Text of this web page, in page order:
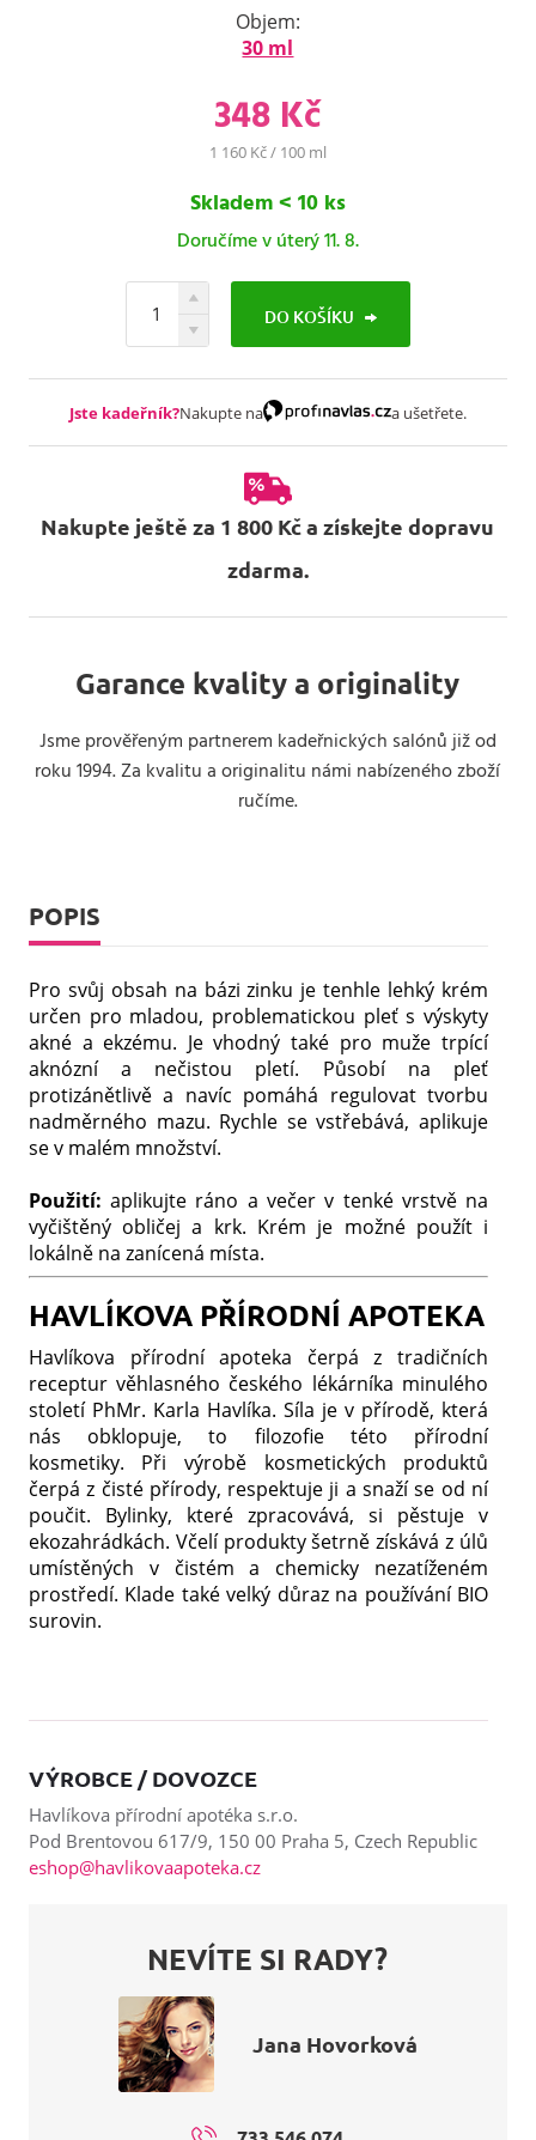
Objem:
30 ml
348 Kč
1 160 Kč / 100 ml
Skladem < 10 ks
Doručíme v úterý 11. 8.
DO KOŠÍKU
Jste kadeřník?Nakupte na a ušetřete.
Nakupte ještě za 1 800 Kč a získejte dopravu
zdarma.
Garance kvality a originality
Jsme prověřeným partnerem kadeřnických salónů již od
roku 1994. Za kvalitu a originalitu námi nabízeného zboží
ručíme.
POPIS
Pro svůj obsah na bázi zinku je tenhle lehký krém
určen pro mladou, problematickou pleť s výskyty
akné a ekzému. Je vhodný také pro muže trpící
aknózní a nečistou pletí. Působí na pleť
protizánětlivě a navíc pomáhá regulovat tvorbu
nadměrného mazu. Rychle se vstřebává, aplikuje
se v malém množství.
Použití: aplikujte ráno a večer v tenké vrstvě na
vyčištěný obličej a krk. Krém je možné použít i
lokálně na zanícená místa.
HAVLÍKOVA PŘÍRODNÍ APOTEKA
Havlíkova přírodní apoteka čerpá z tradičních
receptur věhlasného českého lékárníka minulého
století PhMr. Karla Havlíka. Síla je v přírodě, která
nás obklopuje, to filozofie této přírodní
kosmetiky. Při výrobě kosmetických produktů
čerpá z čisté přírody, respektuje ji a snaží se od ní
poučit. Bylinky, které zpracovává, si pěstuje v
ekozahrádkách. Včelí produkty šetrně získává z úlů
umístěných v čistém a chemicky nezatíženém
prostředí. Klade také velký důraz na používání BIO
surovin.
VÝROBCE / DOVOZCE
Havlíkova přírodní apotéka s.r.o.
Pod Brentovou 617/9, 150 00 Praha 5, Czech Republic
eshop@havlikovaapoteka.cz
NEVÍTE SI RADY?
Jana Hovorková